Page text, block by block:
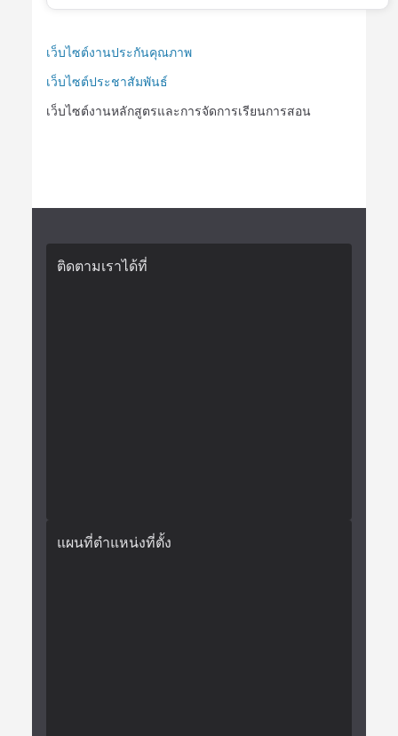
เว็บไซต์งานประกันคุณภาพ
เว็บไซต์ประชาสัมพันธ์
เว็บไซต์งานหลักสูตรและการจัดการเรียนการสอน
ติดตามเราได้ที่
แผนที่ตำแหน่งที่ตั้ง